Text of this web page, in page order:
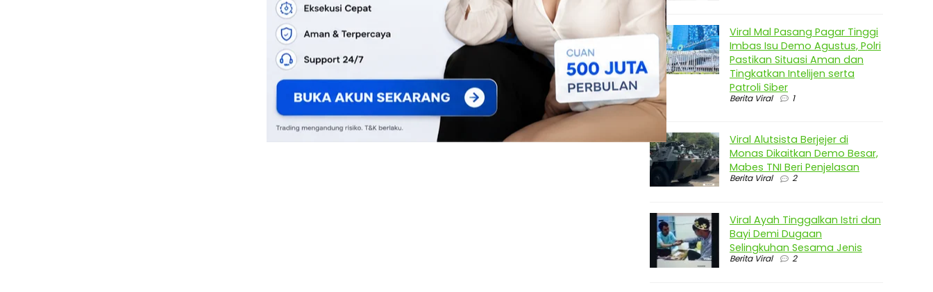
Viral Mal Pasang Pagar Tinggi
Imbas Isu Demo Agustus, Polri
Pastikan Situasi Aman dan
Tingkatkan Intelijen serta
Patroli Siber
Berita Viral 1
Viral Alutsista Berjejer di
Monas Dikaitkan Demo Besar,
Mabes TNI Beri Penjelasan
Berita Viral 2
Viral Ayah Tinggalkan Istri dan
Bayi Demi Dugaan
Selingkuhan Sesama Jenis
Berita Viral 2